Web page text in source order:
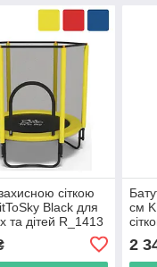
сіткою
Black для
та дітей R_1413
см
2